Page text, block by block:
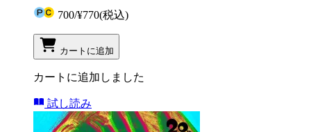
700/¥770(税込)
カートに追加
カートに追加しました
試し読み